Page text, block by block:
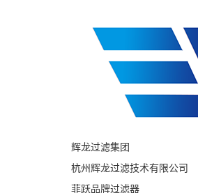
辉龙过滤集团
杭州辉龙过滤技术有限公司
菲跃品牌过滤器